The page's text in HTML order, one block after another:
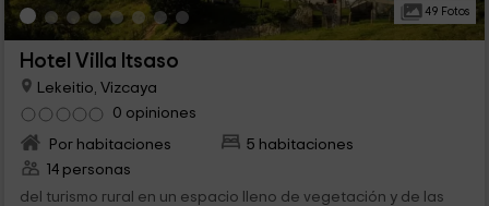
49 Fotos
Hotel Villa Itsaso
Lekeitio, Vizcaya
0 opiniones
Por habitaciones
5 habitaciones
14 personas
del turismo rural en un espacio lleno de vegetación y de las